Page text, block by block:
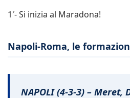
1′- Si inizia al Maradona!
Napoli-Roma, le
NAPOLI (4-3-3) – Meret,